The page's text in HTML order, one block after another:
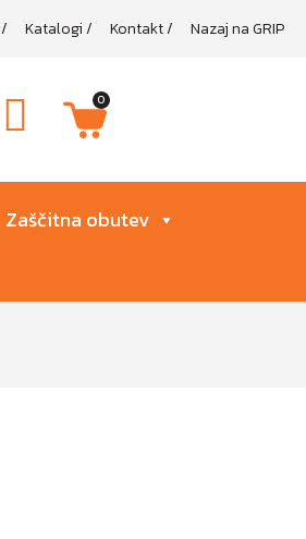
/ Katalogi/ Kontakt/ Nazaj na GRIP
0
Zaščitna obutev